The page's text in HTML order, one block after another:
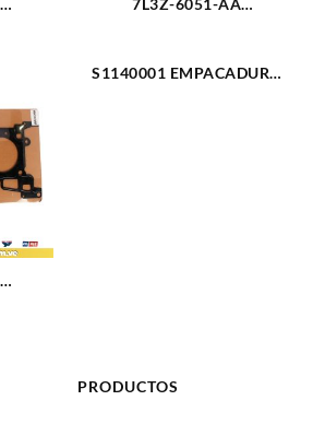
7L3Z-6051-AA
4.6-3V 05-11 (2428)
S1140001 EMPACADURA
PRODUCTOS